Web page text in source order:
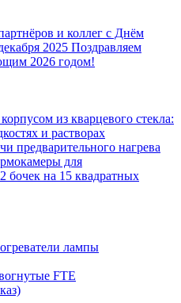
и коллег с Днём
2025 Поздравляем
2026 годом!
из кварцевого стекла:
и растворах
предварительного нагрева
для
бочек на 15 квадратных
лампы
FTE